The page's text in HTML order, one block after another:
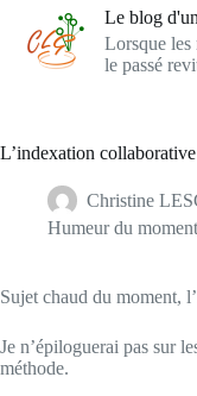
contenu
Le blog
Lorsque les
le passé
L’indexation collaborative
Christine
Humeur du moment
Sujet chaud du moment,
Je n’épiloguerai pas sur
méthode.